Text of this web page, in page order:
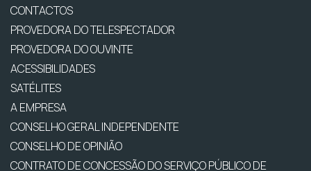
CONTACTOS
PROVEDORA DO TELESPECTADOR
PROVEDORA DO OUVINTE
ACESSIBILIDADES
SATÉLITES
A EMPRESA
CONSELHO GERAL INDEPENDENTE
CONSELHO DE OPINIÃO
CONTRATO DE CONCESSÃO DO SERVIÇO PÚBLICO DE